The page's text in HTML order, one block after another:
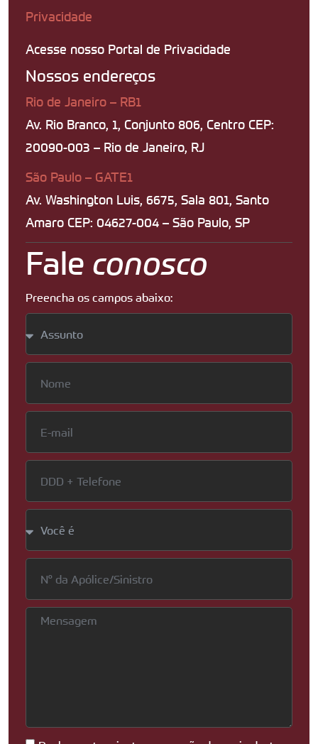
Privacidade
Acesse nosso Portal de Privacidade
Nossos endereços
Rio de Janeiro – RB1
Av. Rio Branco, 1, Conjunto 806, Centro CEP:
20090-003 – Rio de Janeiro, RJ
São Paulo – GATE1
Av. Washington Luis, 6675, Sala 801, Santo
Amaro CEP: 04627-004 – São Paulo, SP
Fale conosco
Preencha os campos abaixo: